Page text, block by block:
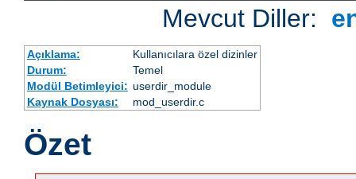
Mevcut Diller:
Açıklama:
Kullanıcılara özel dizinler
Durum:
Temel
Modül Betimleyici: userdir_module
Kaynak Dosyası:
mod_userdir.c
Özet